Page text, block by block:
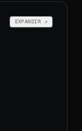
EXPANDIR ↗